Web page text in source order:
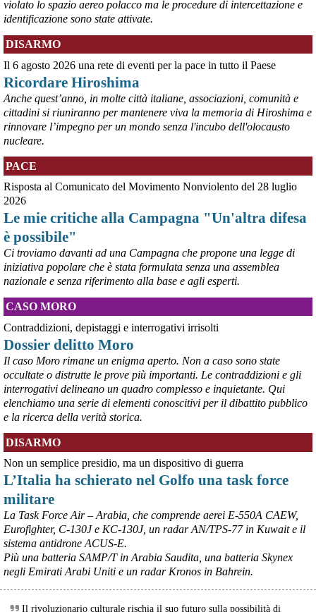
@peacelink
#pace
@peacelink - 5/8/2026 8:36
youtu.be/9mhDGiNnJ0s
Contrariamente a quanto diffuso da molti media, la Russia
mantiene l’iniziativa militare in Ucraina.
#Ucraina
@peacelink - 5/8/2026 7:41
Bombe sull'ospedale pediatrico di Zaporizhzhia, l'Unicef: "Stop agli
attacchi sui minori"
violato lo spazio aereo polacco ma le procedure di intercettazione e
identificazione sono state attivate.
DISARMO
Il 6 agosto 2026 una rete di eventi per la pace in tutto il Paese
Ricordare Hiroshima
Anche quest’anno, in molte città italiane, associazioni, comunità e
cittadini si riuniranno per mantenere viva la memoria di Hiroshima e
rinnovare l’impegno per un mondo senza l'incubo dell'olocausto
nucleare.
PACE
Risposta al Comunicato del Movimento Nonviolento del 28 luglio
2026
Le mie critiche alla Campagna "Un'altra difesa
è possibile"
Ci troviamo davanti ad una Campagna che propone una legge di
iniziativa popolare che è stata formulata senza una assemblea
nazionale e senza riferimento alla base e agli esperti.
CASO MORO
Contraddizioni, depistaggi e interrogativi irrisolti
Dossier delitto Moro
Il caso Moro rimane un enigma aperto. Non a caso sono state
occultate o distrutte le prove più importanti. Le contraddizioni e gli
interrogativi delineano un quadro complesso e inquietante. Qui
elenchiamo una serie di elementi conoscitivi per il dibattito pubblico
e la ricerca della verità storica.
DISARMO
Non un semplice presidio, ma un dispositivo di guerra
L’Italia ha schierato nel Golfo una task force
militare
La Task Force Air – Arabia, che comprende aerei E-550A CAEW,
Eurofighter, C-130J e KC-130J, un radar AN/TPS-77 in Kuwait e il
sistema antidrone ACUS-E.
Più una batteria SAMP/T in Arabia Saudita, una batteria Skynex
negli Emirati Arabi Uniti e un radar Kronos in Bahrein.
Il rivoluzionario culturale rischia il suo futuro sulla possibilità di